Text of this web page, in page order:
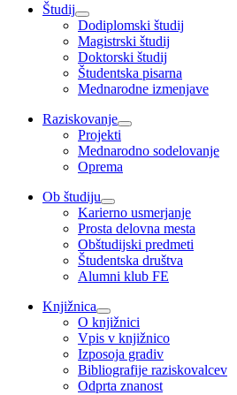
Študij
Dodiplomski študij
Magistrski študij
Doktorski študij
Študentska pisarna
Mednarodne izmenjave
Raziskovanje
Projekti
Mednarodno sodelovanje
Oprema
Ob študiju
Karierno usmerjanje
Prosta delovna mesta
Obštudijski predmeti
Študentska društva
Alumni klub FE
Knjižnica
O knjižnici
Vpis v knjižnico
Izposoja gradiv
Bibliografije raziskovalcev
Odprta znanost